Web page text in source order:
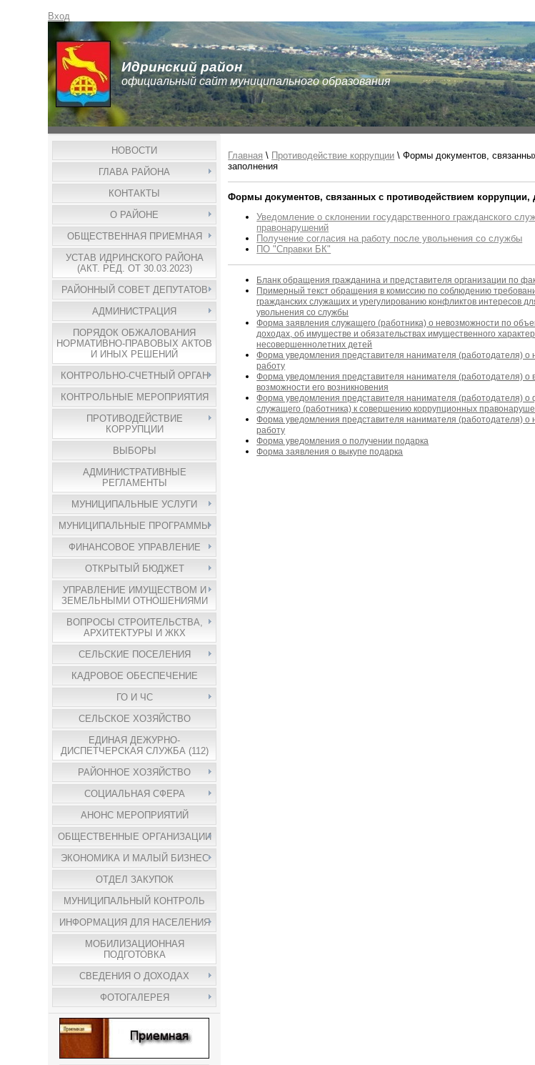
Вход
Идринский район
официальный сайт муниципального образования
НОВОСТИ
ГЛАВА РАЙОНА
КОНТАКТЫ
О РАЙОНЕ
ОБЩЕСТВЕННАЯ ПРИЕМНАЯ
УСТАВ ИДРИНСКОГО РАЙОНА
(АКТ. РЕД. ОТ 30.03.2023)
РАЙОННЫЙ СОВЕТ ДЕПУТАТОВ
АДМИНИСТРАЦИЯ
ПОРЯДОК ОБЖАЛОВАНИЯ
НОРМАТИВНО-ПРАВОВЫХ АКТОВ
И ИНЫХ РЕШЕНИЙ
КОНТРОЛЬНО-СЧЕТНЫЙ ОРГАН
КОНТРОЛЬНЫЕ МЕРОПРИЯТИЯ
ПРОТИВОДЕЙСТВИЕ
КОРРУПЦИИ
ВЫБОРЫ
АДМИНИСТРАТИВНЫЕ
РЕГЛАМЕНТЫ
МУНИЦИПАЛЬНЫЕ УСЛУГИ
МУНИЦИПАЛЬНЫЕ ПРОГРАММЫ
ФИНАНСОВОЕ УПРАВЛЕНИЕ
ОТКРЫТЫЙ БЮДЖЕТ
УПРАВЛЕНИЕ ИМУЩЕСТВОМ И
ЗЕМЕЛЬНЫМИ ОТНОШЕНИЯМИ
ВОПРОСЫ СТРОИТЕЛЬСТВА,
АРХИТЕКТУРЫ И ЖКХ
СЕЛЬСКИЕ ПОСЕЛЕНИЯ
КАДРОВОЕ ОБЕСПЕЧЕНИЕ
ГО И ЧС
СЕЛЬСКОЕ ХОЗЯЙСТВО
ЕДИНАЯ ДЕЖУРНО-
ДИСПЕТЧЕРСКАЯ СЛУЖБА (112)
РАЙОННОЕ ХОЗЯЙСТВО
СОЦИАЛЬНАЯ СФЕРА
АНОНС МЕРОПРИЯТИЙ
ОБЩЕСТВЕННЫЕ ОРГАНИЗАЦИИ
ЭКОНОМИКА И МАЛЫЙ БИЗНЕС
ОТДЕЛ ЗАКУПОК
МУНИЦИПАЛЬНЫЙ КОНТРОЛЬ
ИНФОРМАЦИЯ ДЛЯ НАСЕЛЕНИЯ
МОБИЛИЗАЦИОННАЯ
ПОДГОТОВКА
СВЕДЕНИЯ О ДОХОДАХ
ФОТОГАЛЕРЕЯ
Главная \ Противодействие коррупции \Формы документов,
заполнения
Формы документов, связанных с противодействием коррупции,
Уведомление о склонении государственного гражданского
правонарушений
Получение согласия на работу после увольнения со службы
ПО "Справки БК"
Бланк обращения гражданина и представителя организации по
Примерный текст обращения в комиссию по соблюдению
гражданских служащих и урегулированию конфликтов интересов
увольнения со службы
Форма заявления служащего (работника) о невозможности по
доходах, об имуществе и обязательствах имущественного
несовершеннолетних детей
Форма уведомления представителя нанимателя (работодателя)
работу
Форма уведомления представителя нанимателя (работодателя) о
возможности его возникновения
Форма уведомления представителя нанимателя (работодателя) о
служащего (работника) к совершению коррупционных
Форма уведомления представителя нанимателя (работодателя)
работу
Форма уведомления о получении подарка
Форма заявления о выкупе подарка